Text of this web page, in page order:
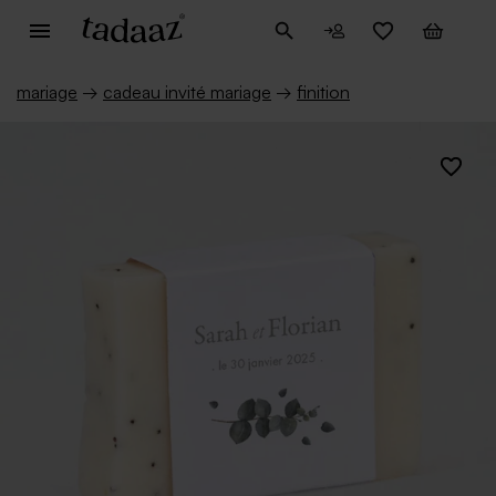
mariage → cadeau invité mariage → finition